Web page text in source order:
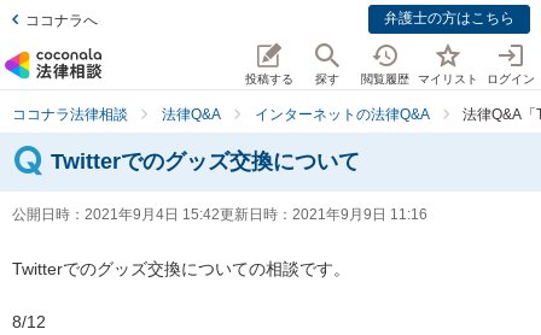
ココナラへ 弁護士の方はこちら
投稿する 探す 閲覧履歴 マイリスト ログイン
ココナラ法律相談 法律Q&A インターネットの法律Q&A 法律Q&A「
Twitterでのグッズ交換について
公開日時： 2021年9月4日 15:42更新日時： 2021年9月9日 11:16
Twitterでのグッズ交換についての相談です。
8/12